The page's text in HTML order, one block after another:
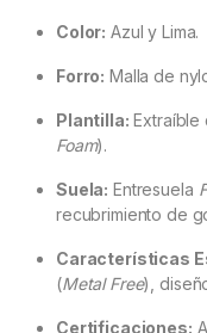
Color: Azul y Lima.
Forro: Malla de
Plantilla: Extraíble
Foam).
Suela: Entresuela
recubrimiento de
Características
(Metal Free),
Certificaciones: